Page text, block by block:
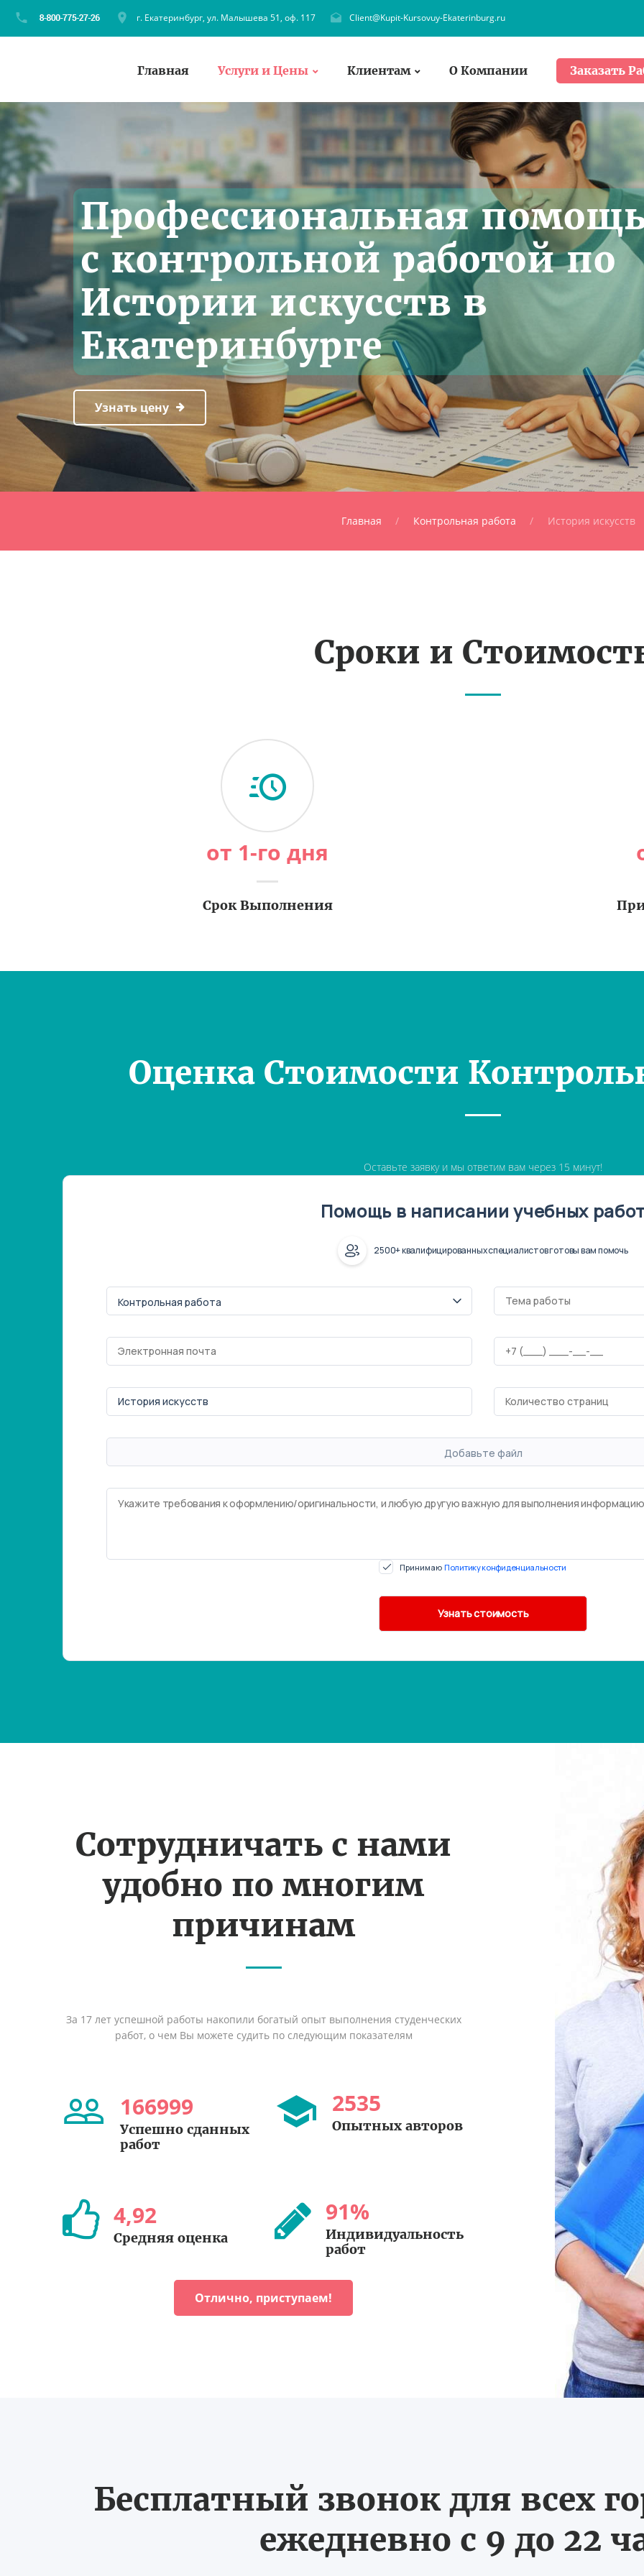
г. Екатеринбург, ул. Малышева 51, оф. 117 Client@Kupit-Kursovuy-Ekaterinburg.ru
Главная Услуги и Цены Клиентам О Компании Заказать
Профессиональная
с контрольной работой по
Истории искусств в
Екатеринбурге
Узнать цену
Главная Контрольная работа История искусств
Сроки и
от 1-го дня
Срок Выполнения
Оценка Стоимости
Оставьте заявку и мы ответим вам через 15 минут!
Помощь в написании учебных
2500+ квалифицированных специалистов готовы вам помочь
Добавьте файл
Принимаю Политику конфиденциальности
Сотрудничать с нами
удобно по многим
причинам
За 17 лет успешной работы накопили богатый опыт выполнения студенческих
работ, о чем Вы можете судить по следующим показателям
166999
Успешно сданных
работ
2535
Опытных авторов
4,92
Средняя оценка
91%
Индивидуальность
работ
Отлично, приступаем!
Бесплатный звонок для всех
ежедневно с 9 до 22